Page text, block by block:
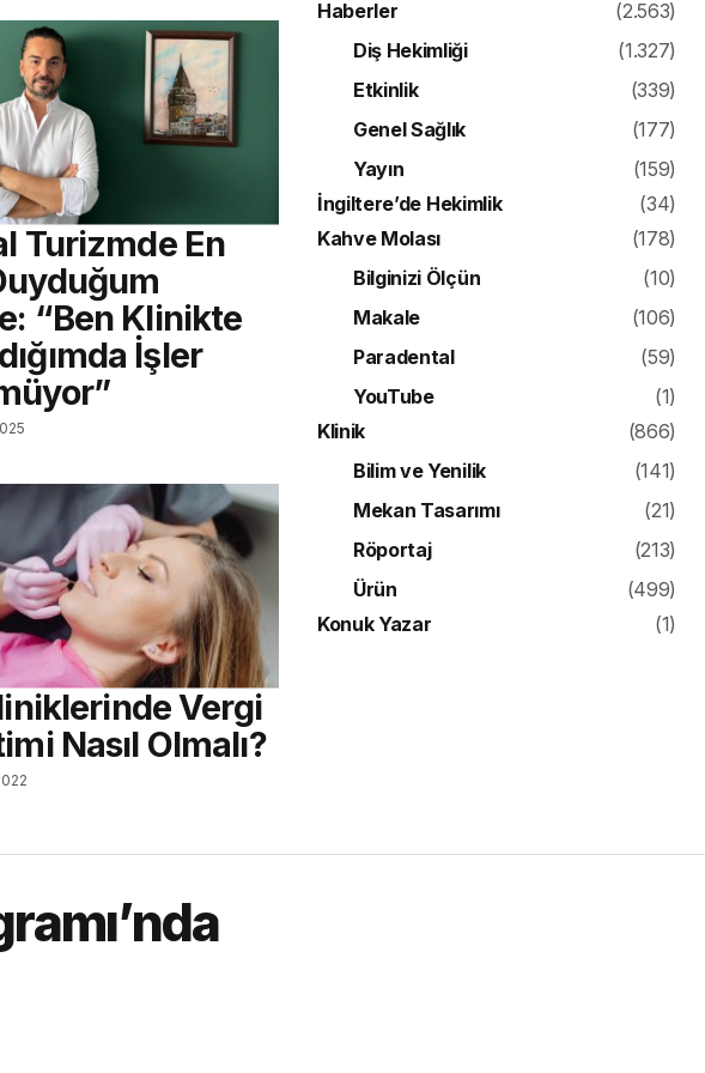
Turizmde En
“Ben Klinikte
İşler
Vergi
Nasıl Olmalı?
Haberler
(2.563)
Diş Hekimliği
(1.327)
Etkinlik
(339)
Genel Sağlık
(177)
Yayın
(159)
İngiltere’de Hekimlik
(34)
Kahve Molası
(178)
Bilginizi Ölçün
(10)
Makale
(106)
Paradental
(59)
YouTube
(1)
Klinik
(866)
Bilim ve Yenilik
(141)
Mekan Tasarımı
(21)
Röportaj
(213)
Ürün
(499)
Konuk Yazar
(1)